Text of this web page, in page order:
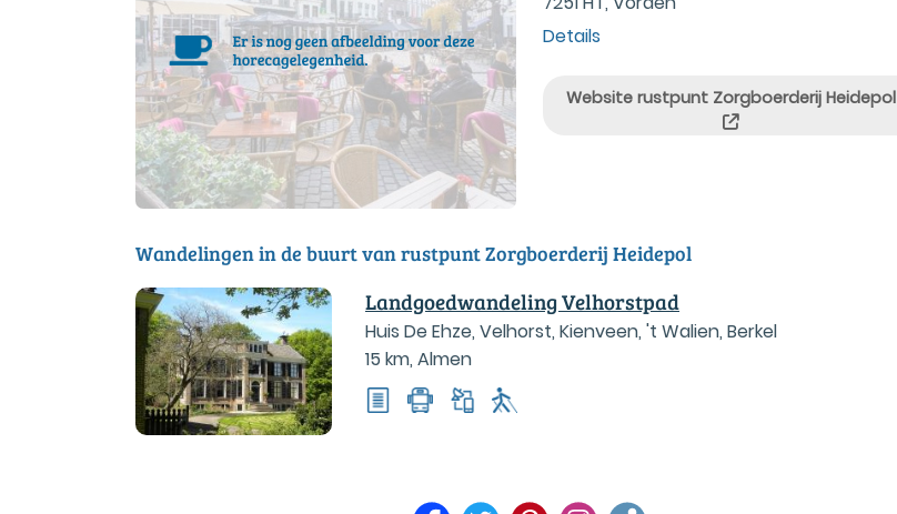
Details
Website rustpunt Zorgboerderij Heidepol
Wandelingen in de buurt van rustpunt Zorgboerderij Heidepol
Landgoedwandeling Velhorstpad
Huis De Ehze, Velhorst, Kienveen, 't Walien, Berkel
15 km, Almen